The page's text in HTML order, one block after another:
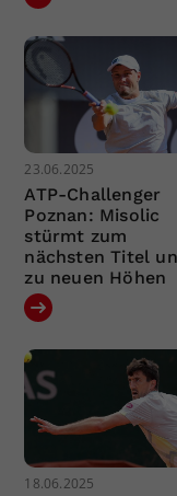
23.06.2025
ATP-Challenger
Poznan: Misolic
stürmt zum
nächsten Titel
zu neuen Höhen
18.06.2025